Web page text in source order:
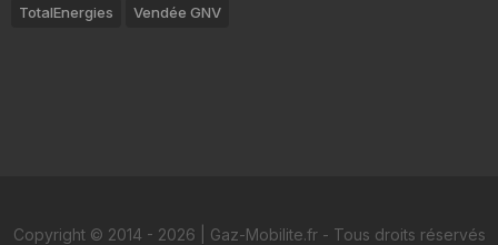
TotalEnergies
Vendée GNV
Copyright © 2014 - 2026 | Gaz-Mobilite.fr - Tous droits réservés